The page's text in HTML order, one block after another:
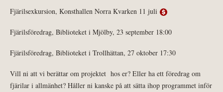
Fjärilsexkursion, Konsthallen Norra Kvarken 11 juli
Fjärilsföredrag, Biblioteket i Mjölby, 23 september 18:00
Fjärilsföredrag, Biblioteket i Trollhättan, 27 oktober 17:30
Vill ni att vi berättar om projektet hos er? Eller ha ett föredrag om
fjärilar i allmänhet? Håller ni kanske på att sätta ihop programmet inför